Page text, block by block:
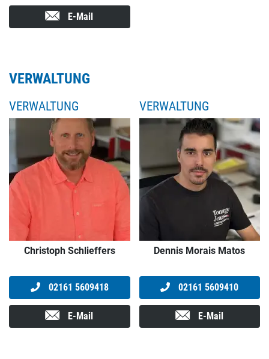
E-Mail
VERWALTUNG
VERWALTUNG
Christoph Schlieffers
02161 5609418
E-Mail
VERWALTUNG
Dennis Morais Matos
02161 5609410
E-Mail